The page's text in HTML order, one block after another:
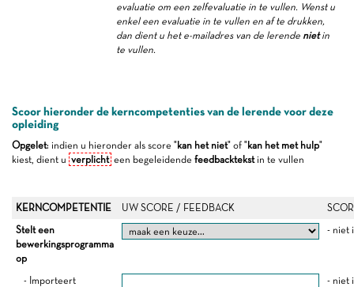
evaluatie om een zelfevaluatie in te vullen. Wenst u
enkel een evaluatie in te vullen en af te drukken,
dan dient u het e-mailadres van de lerende nietin
te vullen.
Scoor hieronder de kerncompetenties van de lerende voor deze
opleiding
Opgelet: indien u hieronder als score "kan het niet" of "kan het met hulp"
kiest, dient u verplicht een begeleidende feedbacktekstin te vullen
KERNCOMPETENTIE UW SCORE / FEEDBACK
Stelt een
bewerkingsprogramma
op
- niet
- Importeert
- niet